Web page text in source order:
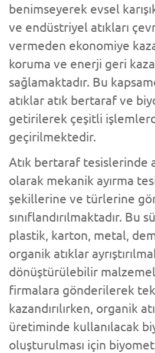
benimseyerek evsel
ve endüstriyel atıkları
vermeden ekonomiye
koruma ve enerji geri
sağlamaktadır. Bu
atıklar atık bertaraf ve
getirilerek çeşitli
geçirilmektedir.
Atık bertaraf tesislerinde
olarak mekanik ayırma
şekillerine ve türlerine
sınıflandırılmaktadır. Bu
plastik, karton, metal,
organik atıklar
dönüştürülebilir
firmalara gönderilerek
kazandırılırken, organik
üretiminde kullanılacak
oluşturulması için